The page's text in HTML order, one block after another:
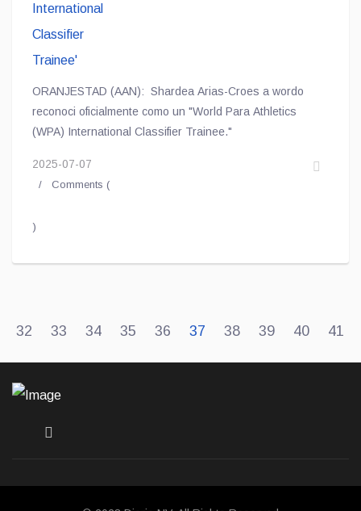
ORANJESTAD (AAN): Shardea Arias-Croes a wordo
reconoci oficialmente como un "World Para Athletics
(WPA) International Classifier Trainee."
2025-07-07
Comments (
)
32 33 34 35 36 37 38 39 40 41